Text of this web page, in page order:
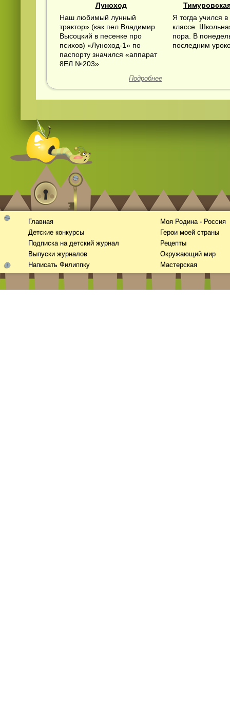
Луноход
Наш любимый лунный
трактор» (как пел Владимир
Высоцкий в песенке про
психов) «Луноход-1» по
паспорту значился «аппарат
8ЕЛ №203»
Подробнее
Я тогда учился
классе.
пора. В
последним
Главная
Детские конкурсы
Подписка на детский журнал
Выпуски журналов
Написать Филиппку
Моя Родина - Россия
Герои моей страны
Рецепты
Окружающий мир
Мастерская